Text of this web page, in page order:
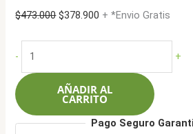
$473.000El
$378.900 El
$378.900.
+ *Envio Gratis
-
195/70R15C
104R
L-
Strong
+
AÑADIR AL
CARRITO
Pago Seguro